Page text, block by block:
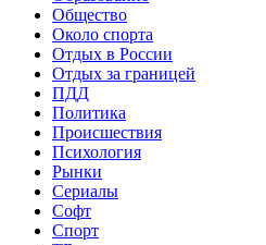
Общество
Около спорта
Отдых в России
Отдых за границей
ПДД
Политика
Происшествия
Психология
Рынки
Сериалы
Софт
Спорт